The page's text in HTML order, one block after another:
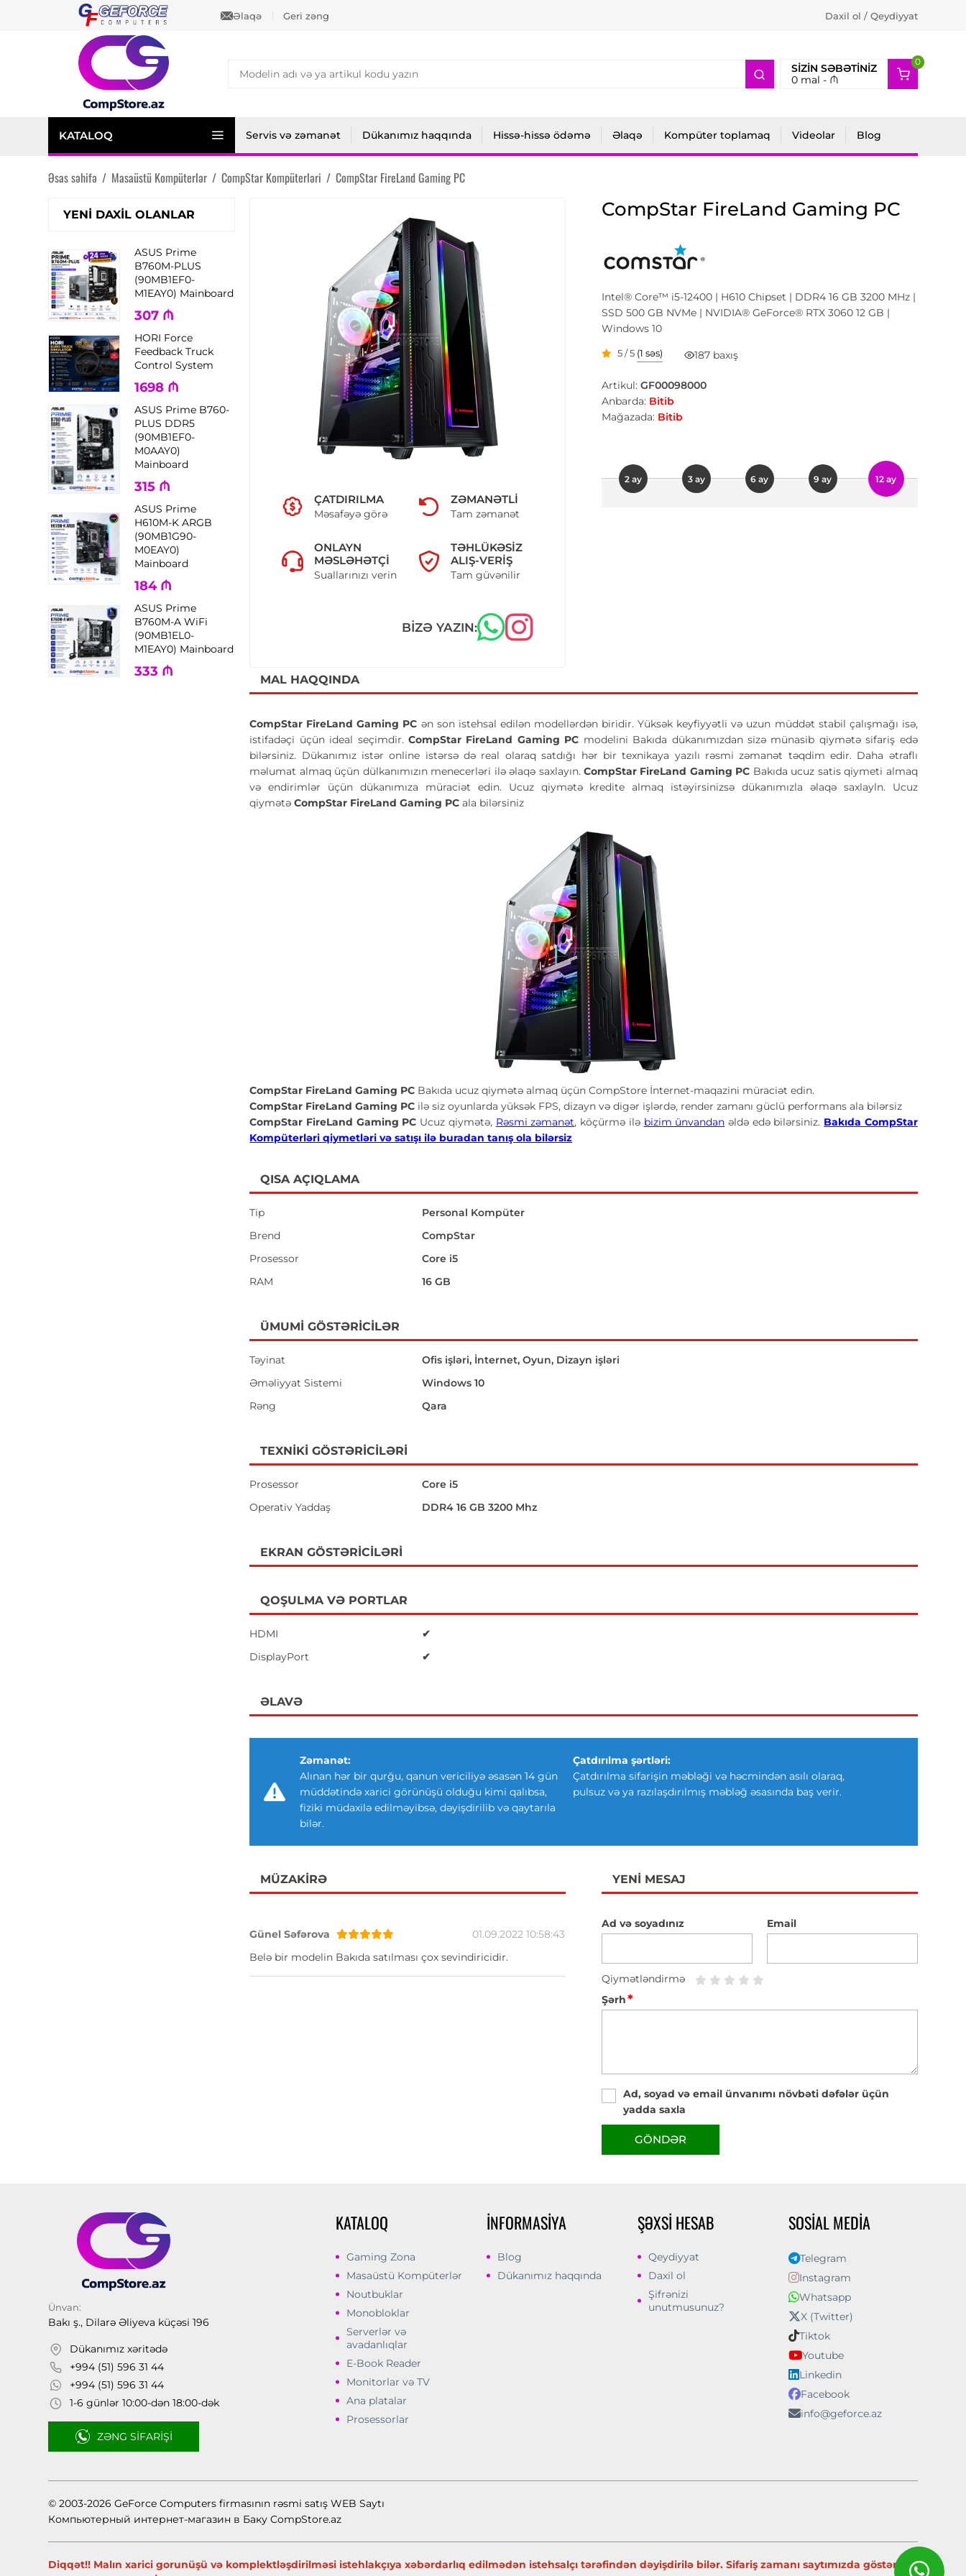
Əlaqə Geri zəng Daxil ol / Qeydiyyat
SIZIN SƏBƏTINIZ
0mal - ₼
0
2
KATALOQ Servis və zəmanət Dükanımız haqqında Hissə-hissə ödəmə Əlaqə Kompüter toplamaq Videolar Blog
Əsas səhifə / Masaüstü Kompüterlər / CompStar Kompüterləri / CompStar FireLand Gaming PC
YENI DAXIL OLANLAR
ASUS Prime
B760M-PLUS
(90MB1EF0-
M1EAY0) Mainboard
307 ₼
HORI Force
Feedback Truck
Control System
1698 ₼
ASUS Prime B760-
PLUS DDR5
(90MB1EF0-
M0AAY0)
Mainboard
315 ₼
ASUS Prime
H610M-K ARGB
(90MB1G90-
M0EAY0)
Mainboard
184 ₼
ASUS Prime
B760M-A WiFi
(90MB1EL0-
M1EAY0) Mainboard
333 ₼
ÇATDIRILMA
Məsafəyə görə
ZƏMANƏTLI
Tam zəmanət
ONLAYN
MƏSLƏHƏTÇI
Suallarınızı verin
TƏHLÜKƏSIZ
ALIŞ-VERIŞ
Tam güvənilir
BIZƏ YAZIN:
CompStar FireLand Gaming PC
Intel® Core™ i5-12400 | H610 Chipset | DDR4 16 GB 3200 MHz |
SSD 500 GB NVMe | NVIDIA® GeForce® RTX 3060 12 GB |
Windows 10
5 / 5 (1 səs) 187 baxış
Artikul: GF00098000
Anbarda: Bitib
Mağazada: Bitib
2 ay 3 ay 6 ay 9 ay 12 ay
MAL HAQQINDA
CompStar FireLand Gaming PC ən son istehsal edilən modellərdən biridir. Yüksək keyfiyyətli və uzun müddət stabil çalışmağı isə,
istifadəçi üçün ideal seçimdir. CompStar FireLand Gaming PC modelini Bakıda dükanımızdan sizə münasib qiymətə sifariş edə
bilərsiniz. Dükanımız istər online istərsə də real olaraq satdığı hər bir texnikaya yazılı rəsmi zəmanət təqdim edir. Daha ətraflı
məlumat almaq üçün dülkanımızın menecerləri ilə əlaqə saxlayın. CompStar FireLand Gaming PC Bakıda ucuz satis qiymeti almaq
və endirimlər üçün dükanımıza müraciət edin. Ucuz qiymətə kredite almaq istəyirsinizsə dükanımızla əlaqə saxlayln. Ucuz
qiymətəCompStar FireLand Gaming PC ala bilərsiniz
CompStar FireLand Gaming PC Bakıda ucuz qiymətə almaq üçün CompStore İnternet-maqazini müraciət edin.
CompStar FireLand Gaming PC ilə siz oyunlarda yüksək FPS, dizayn və digər işlərdə, render zamanı güclü performans ala bilərsiz
CompStar FireLand Gaming PC Ucuz qiymətə, Rəsmi zəmanət, köçürmə ilə bizim ünvandan əldə edə bilərsiniz. Bakıda CompStar
Kompüterləri qiymetləri və satışı ilə buradan tanış ola bilərsiz
QISA AÇIQLAMA
Tip
Personal Kompüter
Brend
CompStar
Prosessor
Core i5
RAM
16 GB
ÜMUMI GÖSTƏRICILƏR
Təyinat
Ofis işləri, İnternet, Oyun, Dizayn işləri
Əməliyyat Sistemi
Windows 10
Rəng
Qara
TEXNIKI GÖSTƏRICILƏRI
Prosessor
Core i5
Operativ Yaddaş
DDR4 16 GB 3200 Mhz
EKRAN GÖSTƏRICILƏRI
QOŞULMA VƏ PORTLAR
HDMI
✔
DisplayPort
✔
ƏLAVƏ
Zəmanət:
Alınan hər bir qurğu, qanun vericiliyə əsasən 14 gün
müddətində xarici görünüşü olduğu kimi qalıbsa,
fiziki müdaxilə edilməyibsə, dəyişdirilib və qaytarıla
bilər.
Çatdırılma şərtləri:
Çatdırılma sifarişin məbləği və həcmindən asılı olaraq,
pulsuz və ya razılaşdırılmış məbləğ əsasında baş verir.
MÜZAKIRƏ
Günel Səfərova
01.09.2022 10:58:43
Belə bir modelin Bakıda satılması çox sevindiricidir.
YENI MESAJ
Ad və soyadınız Email
Qiymətləndirmə
Şərh*
Ad, soyad və email ünvanımı növbəti dəfələr üçün
yadda saxla
GÖNDƏR
Ünvan:
Bakı ş., Dilarə Əliyeva küçəsi 196
Dükanımız xəritədə
+994 (51) 596 31 44
+994 (51) 596 31 44
1-6 günlər 10:00-dən 18:00-dək
ZƏNG SIFARIŞI
KATALOQ
Gaming Zona
Masaüstü Kompüterlər
Noutbuklar
Monobloklar
Serverlər və
avadanlıqlar
E-Book Reader
Monitorlar və TV
Ana platalar
Prosessorlar
İNFORMASIYA
Blog
Dükanımız haqqında
ŞƏXSI HESAB
Qeydiyyat
Daxil ol
Şifrənizi
unutmusunuz?
SOSIAL MEDIA
Telegram
Instagram
Whatsapp
X (Twitter)
Tiktok
Youtube
Linkedin
Facebook
info@geforce.az
© 2003-2026 GeForce Computers firmasının rəsmi satış WEB Saytı
Компьютерный интернет-магазин в Баку CompStore.az
Diqqət!! Malın xarici gorunüşü və komplektləşdirilməsi istehlakçıya xəbərdarlıq edilmədən istehsalçı tərəfindən dəyişdirilə bilər. Sifariş zamanı saytımızda göstərilən